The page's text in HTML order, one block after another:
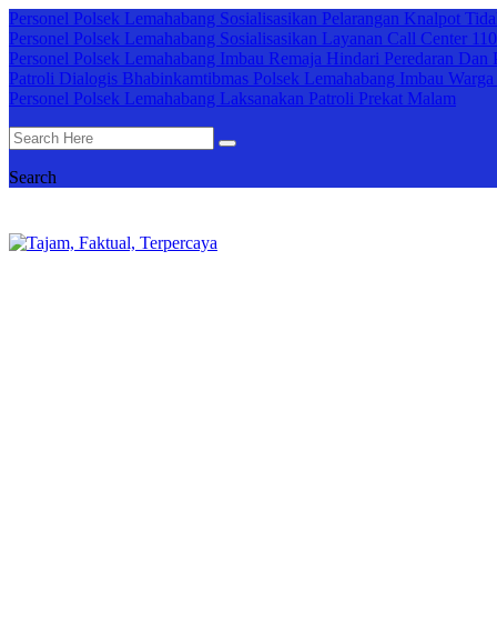
Personel Polsek Lemahabang Sosialisasikan Pelarangan Knalpot
Personel Polsek Lemahabang Sosialisasikan Layanan Call Center
Personel Polsek Lemahabang Imbau Remaja Hindari Peredaran Dan
Patroli Dialogis Bhabinkamtibmas Polsek Lemahabang Imbau
Personel Polsek Lemahabang Laksanakan Patroli Prekat Malam
Search